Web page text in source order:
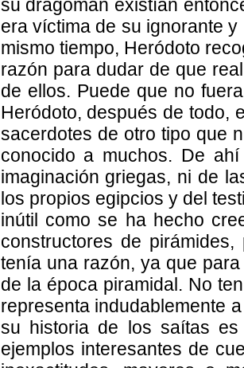
su dragomán existían
era víctima de su ignorante
mismo tiempo, Heródoto
razón para dudar de que
de ellos. Puede que no
Heródoto, después de todo,
sacerdotes de otro tipo que
conocido a muchos. De
imaginación griegas, ni de
los propios egipcios y del
inútil como se ha hecho
constructores de
tenía una razón, ya que
de la época piramidal. No
representa indudablemente
su historia de los saítas
ejemplos interesantes de